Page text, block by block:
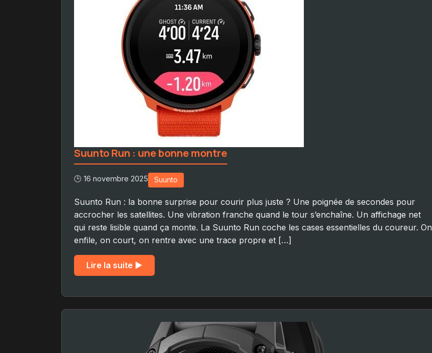
Suunto Run : une bonne montre
🕒 16 novembre 2025 Suunto
Suunto Run : la bonne surprise pour courir plus juste ? Une poignée de secondes pour
accrocher les satellites. Une vibration franche quand le tour s’enchaîne. Un affichage net
qui reste lisible quand ça monte. La Suunto Run coche les cases essentielles du coureur. On
enfile, on court, on rentre avec une trace propre et […]
Lire la suite ▶︎